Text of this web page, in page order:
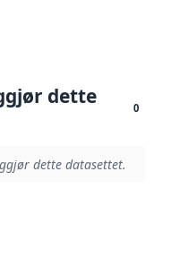
dette
0
dette datasettet.